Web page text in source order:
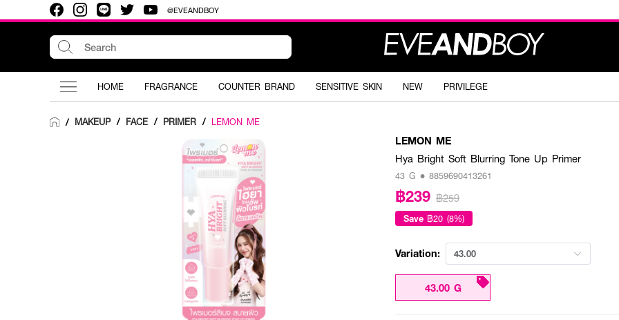
@EVEANDBOY
HOME FRAGRANCE COUNTER BRAND SENSITIVE SKIN NEW PRIVILEGE
/ MAKEUP / FACE / PRIMER / LEMON ME
LEMON ME
Hya Bright Soft Blurring Tone Up Primer
43 G • 8859690413261
฿239 ฿259
Save ฿20 (8%)
Variation: 43.00
43.00 G